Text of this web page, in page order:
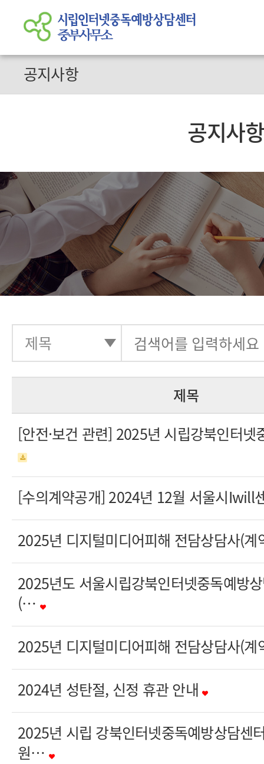
공지사항
공지사
제목
[안전·보건 관련] 2025년 시립강북인터
[수의계약공개] 2024년 12월 서울시
2025년 디지털미디어피해 전담상담사(
2025년도 서울시립강북인터넷중독예방
(…
2025년 디지털미디어피해 전담상담사(
2024년 성탄절, 신정 휴관 안내
2025년 시립 강북인터넷중독예방상담센
원…